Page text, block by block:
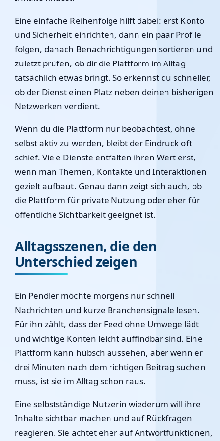
Eine einfache Reihenfolge hilft dabei: erst Konto
und Sicherheit einrichten, dann ein paar Profile
folgen, danach Benachrichtigungen sortieren und
zuletzt prüfen, ob dir die Plattform im Alltag
tatsächlich etwas bringt. So erkennst du schneller,
ob der Dienst einen Platz neben deinen bisherigen
Netzwerken verdient.
Wenn du die Plattform nur beobachtest, ohne
selbst aktiv zu werden, bleibt der Eindruck oft
schief. Viele Dienste entfalten ihren Wert erst,
wenn man Themen, Kontakte und Interaktionen
gezielt aufbaut. Genau dann zeigt sich auch, ob
die Plattform für private Nutzung oder eher für
öffentliche Sichtbarkeit geeignet ist.
Alltagsszenen, die den
Unterschied zeigen
Ein Pendler möchte morgens nur schnell
Nachrichten und kurze Branchensignale lesen.
Für ihn zählt, dass der Feed ohne Umwege lädt
und wichtige Konten leicht auffindbar sind. Eine
Plattform kann hübsch aussehen, aber wenn er
drei Minuten nach dem richtigen Beitrag suchen
muss, ist sie im Alltag schon raus.
Eine selbstständige Nutzerin wiederum will ihre
Inhalte sichtbar machen und auf Rückfragen
reagieren. Sie achtet eher auf Antwortfunktionen,